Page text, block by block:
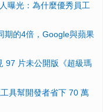
曝光：為什麼優秀員工
期的4倍，Google與蘋果
97 片未公開版《超級瑪
具幫開發者省下 70 萬